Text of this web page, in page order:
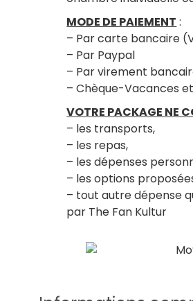
MODE DE PAIEMENT :
– Par carte bancaire
– Par Paypal
– Par virement
– Chèque-Vacances
VOTRE PACKAGE NE
– les transports,
– les repas,
– les dépenses
– les options
– tout autre dépense
par The Fan Kultur